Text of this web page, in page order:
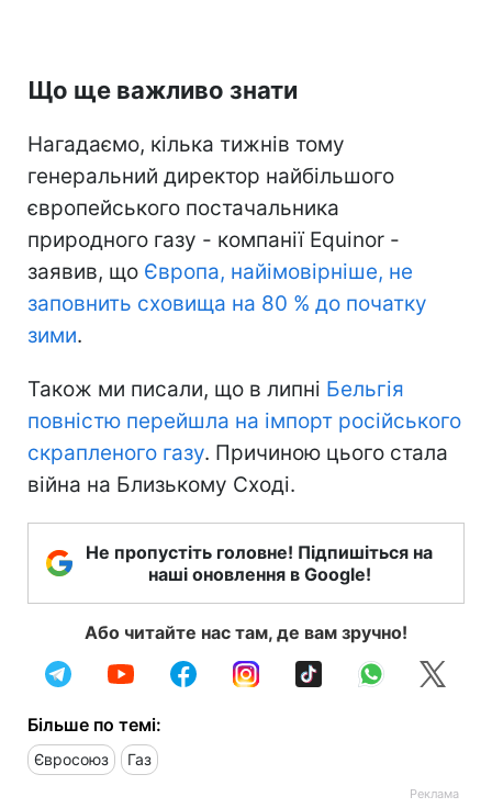
Що ще важливо знати
Нагадаємо, кілька тижнів тому
генеральний директор найбільшого
європейського постачальника
природного газу - компанії Equinor -
заявив, що Європа, найімовірніше, не
заповнить сховища на 80 % до початку
зими.
Також ми писали, що в липні Бельгія
повністю перейшла на імпорт російського
скрапленого газу. Причиною цього стала
війна на Близькому Сході.
Не пропустіть головне! Підпишіться на
наші оновлення в Google!
Або читайте нас там, де вам зручно!
Більше по темі:
Євросоюз Газ